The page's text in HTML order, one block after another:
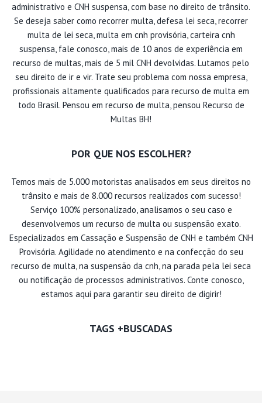
administrativo e CNH suspensa, com base no direito de trânsito.
Se deseja saber como recorrer multa, defesa lei seca, recorrer
multa de lei seca, multa em cnh provisória, carteira cnh
suspensa, fale conosco, mais de 10 anos de experiência em
recurso de multas, mais de 5 mil CNH devolvidas. Lutamos pelo
seu direito de ir e vir. Trate seu problema com nossa empresa,
profissionais altamente qualificados para recurso de multa em
todo Brasil. Pensou em recurso de multa, pensou Recurso de
Multas BH!
TAGS +BUSCADAS
POR QUE NOS ESCOLHER?
Temos mais de 5.000 motoristas analisados em seus direitos no
trânsito e mais de 8.000 recursos realizados com sucesso!
Serviço 100% personalizado, analisamos o seu caso e
desenvolvemos um recurso de multa ou suspensão exato.
Especializados em Cassação e Suspensão de CNH e também CNH
Provisória. Agilidade no atendimento e na confecção do seu
recurso de multa, na suspensão da cnh, na parada pela lei seca
ou notificação de processos administrativos. Conte conosco,
estamos aqui para garantir seu direito de digirir!